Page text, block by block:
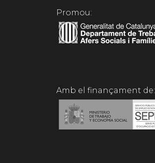
Promou:
Amb el finançament de: